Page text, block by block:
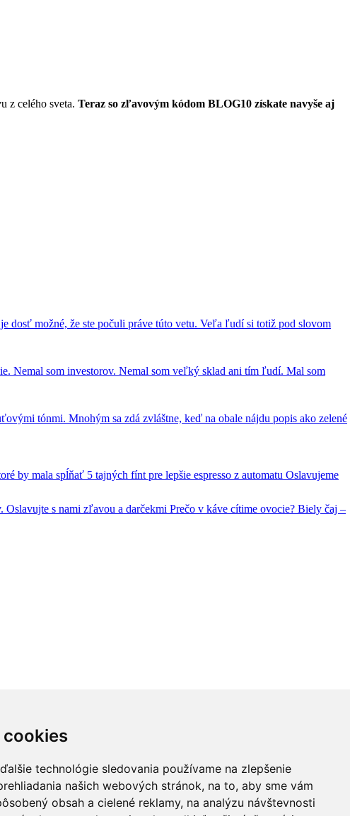
cookies
technológie sledovania používame na zlepšenie
našich webových stránok, na to, aby sme vám
obsah a cielené reklamy, na analýzu návštevnosti
z celého sveta. Teraz so zľavovým kódom BLOG10 získate navyše aj
dosť možné, že ste počuli práve túto vetu. Veľa ľudí si totiž pod slovom
Nemal som investorov. Nemal som veľký sklad ani tím ľudí. Mal som
tónmi. Mnohým sa zdá zvláštne, keď na obale nájdu popis ako zelené
by mala spĺňať 5 tajných fínt pre lepšie espresso z automatu Oslavujeme
Oslavujte s nami zľavou a darčekmi Prečo v káve cítime ovocie? Biely čaj –